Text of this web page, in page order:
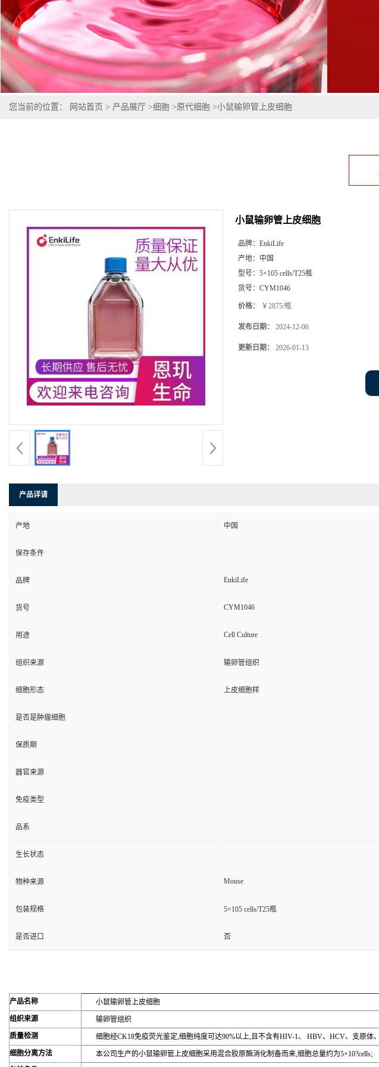
您当前的位置： 网站首页 > 产品展厅 >细胞 >原代细胞 >小鼠输卵管上皮细胞
小鼠输卵管上皮细胞
品牌： EnkiLife
产地： 中国
型号： 5×105 cells/T25瓶
货号： CYM1046
价格： ￥2875/瓶
发布日期： 2024-12-06
更新日期： 2026-01-13
产品详请
产地 中国
保存条件
品牌 EnkiLife
货号 CYM1046
用途 Cell Culture
组织来源 输卵管组织
细胞形态 上皮细胞样
是否是肿瘤细胞
保质期
器官来源
免疫类型
品系
生长状态
物种来源 Mouse
包装规格 5×105 cells/T25瓶
是否进口 否
产品名称
小鼠输卵管上皮细胞
组织来源
输卵管组织
质量检测
细胞经CK18免疫荧光鉴定,细胞纯度可达90%以上,且不含有HIV-1、 HBV、HCV、支原体
细胞分离方法
本公司生产的小鼠输卵管上皮细胞采用混合胶原酶消化制备而来,细胞总量约为5×10?cells;